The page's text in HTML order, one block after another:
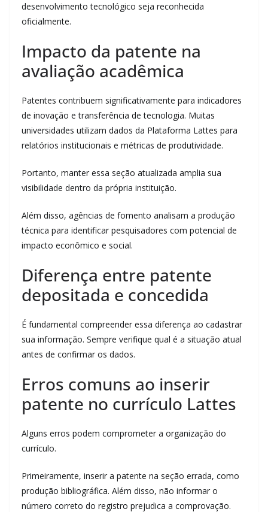
desenvolvimento tecnológico seja reconhecida
oficialmente.
Impacto da patente na
avaliação acadêmica
Patentes contribuem significativamente para indicadores
de inovação e transferência de tecnologia. Muitas
universidades utilizam dados da Plataforma Lattes para
relatórios institucionais e métricas de produtividade.
Portanto, manter essa seção atualizada amplia sua
visibilidade dentro da própria instituição.
Além disso, agências de fomento analisam a produção
técnica para identificar pesquisadores com potencial de
impacto econômico e social.
Diferença entre patente
depositada e concedida
É fundamental compreender essa diferença ao cadastrar
sua informação. Sempre verifique qual é a situação atual
antes de confirmar os dados.
Erros comuns ao inserir
patente no currículo Lattes
Alguns erros podem comprometer a organização do
currículo.
Primeiramente, inserir a patente na seção errada, como
produção bibliográfica. Além disso, não informar o
número correto do registro prejudica a comprovação.